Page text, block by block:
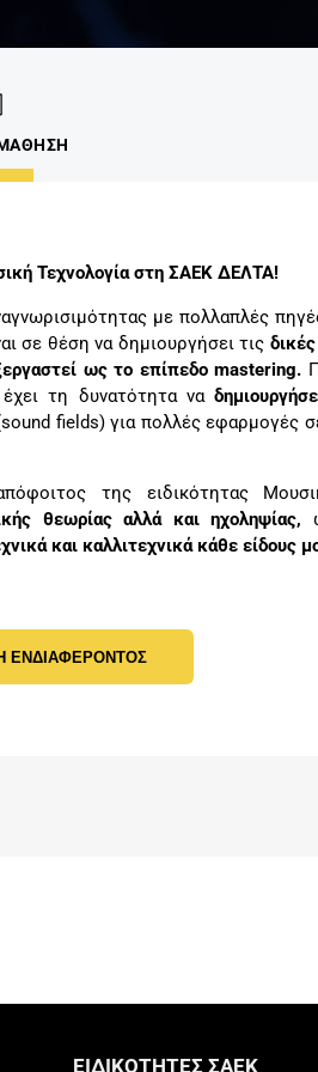
Τεχνολογία στη ΣΑΕΚ ΔΕΛΤΑ!
με πολλαπλές
σε θέση να δημιουργήσει τις
ως το επίπεδο mastering.
έχει τη δυνατότητα να
fields) για πολλές εφαρμογές
της ειδικότητας
θεωρίας αλλά και ηχοληψίας,
και καλλιτεχνικά κάθε είδους
ΕΝΔΙΑΦΕΡΟΝΤΟΣ
ΕΙΔΙΚΟΤΗΤΕΣ ΣΑΕΚ